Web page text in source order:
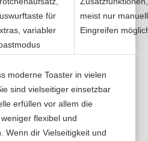
für
variabler
meist nur
Eingreifen
moderne Toaster in vielen
sind vielseitiger einsetzbar
erfüllen vor allem die
flexibel und
Wenn dir Vielseitigkeit und